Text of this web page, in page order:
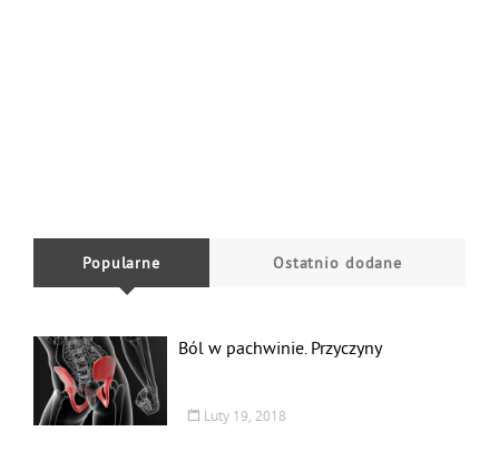
Popularne Ostatnio dodane
Ból w pachwinie. Przyczyny
Luty 19, 2018